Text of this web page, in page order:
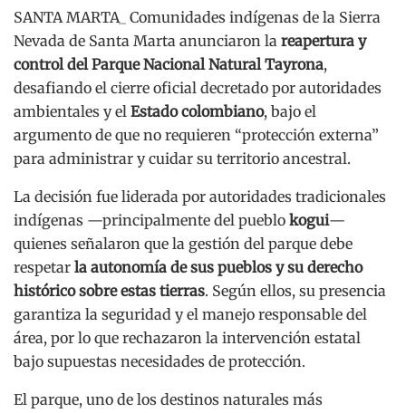
SANTA MARTA_ Comunidades indígenas de la Sierra
Nevada de Santa Marta anunciaron la reapertura y
control del Parque Nacional Natural Tayrona,
desafiando el cierre oficial decretado por autoridades
ambientales y el Estado colombiano, bajo el
argumento de que no requieren “protección externa”
para administrar y cuidar su territorio ancestral.
La decisión fue liderada por autoridades tradicionales
indígenas —principalmente del pueblo kogui—
quienes señalaron que la gestión del parque debe
respetar la autonomía de sus pueblos y su derecho
histórico sobre estas tierras. Según ellos, su presencia
garantiza la seguridad y el manejo responsable del
área, por lo que rechazaron la intervención estatal
bajo supuestas necesidades de protección.
El parque, uno de los destinos naturales más